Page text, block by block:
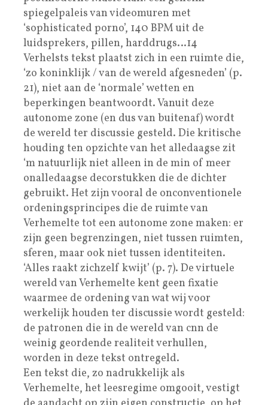
spiegelpaleis van videomuren met
‘sophisticated porno’, 140 BPM uit de
luidsprekers, pillen, harddrugs…14
Verhelsts tekst plaatst zich in een ruimte die,
‘zo koninklijk / van de wereld afgesneden’ (p.
21), niet aan de ‘normale’ wetten en
beperkingen beantwoordt. Vanuit deze
autonome zone (en dus van buitenaf) wordt
de wereld ter discussie gesteld. Die kritische
houding ten opzichte van het alledaagse zit
‘m natuurlijk niet alleen in de min of meer
onalledaagse decorstukken die de dichter
gebruikt. Het zijn vooral de onconventionele
ordeningsprincipes die de ruimte van
Verhemelte tot een autonome zone maken: er
zijn geen begrenzingen, niet tussen ruimten,
sferen, maar ook niet tussen identiteiten.
‘Alles raakt zichzelf kwijt’ (p. 7). De virtuele
wereld van Verhemelte kent geen fixatie
waarmee de ordening van wat wij voor
werkelijk houden ter discussie wordt gesteld:
de patronen die in de wereld van cnn de
weinig geordende realiteit verhullen,
worden in deze tekst ontregeld.
Een tekst die, zo nadrukkelijk als
Verhemelte, het leesregime omgooit, vestigt